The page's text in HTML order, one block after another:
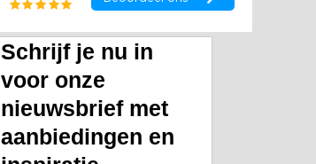
Schrijf je nu in
voor onze
nieuwsbrief met
aanbiedingen en